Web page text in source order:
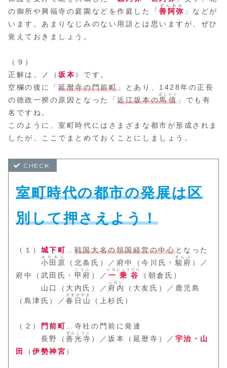
の御所や興福寺の庭園などを作庭した「善阿弥
ぜんあみ
」などが
います。あまりなじみのない用語とは思いますが、ぜひ
覚えておきましょう。
（９）
正解は、ノ（坂本）です。
空欄の後に「延暦寺の門前町 」とあり、1428年の正長
の徳政一揆の原因となった「近江坂本の馬借
ばしゃく
」でも有
名ですね。
このように、室町時代にはさまざまな都市が形成されま
したが、ここでまとめておくことにしましょう。
室町時代の都市の発展は区
別して押さえよう！
（１） 城下町 戦国大名の領国経営の中心となった
小田原
おだわら
（北条氏）／府中（今川氏・ 駿府
すんぷ
）／
府中（武田氏・ 甲府
こうふ
）／ 一乗谷
いちじょうだに
（朝倉氏）
山口（大内氏）／ 府内
ふない
（大友氏）／鹿児島
（島津氏）／春日山
かすがやま
（上杉氏）
（２） 門前町 …寺社の門前に発達
長野（善光寺
ぜんこうじ
）／坂本（延暦寺）／ 宇治・山
田
（伊勢神宮 ）